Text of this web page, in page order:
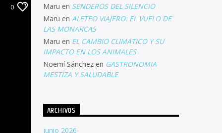
0
Maru en SENDEROS DEL SILENCIO
Maru en ALETEO VIAJERO: EL VUELO DE
LAS MONARCAS
Maru en EL CAMBIO CLIMATICO Y SU
IMPACTO EN LOS ANIMALES
Noemí Sánchezen GASTRONOMIA
MESTIZA Y SALUDABLE
ARCHIVOS
junio 2026